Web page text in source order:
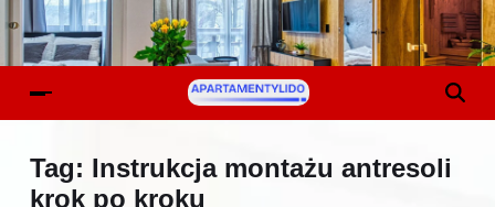
Tag: Instrukcja montażu antresoli
krok po kroku